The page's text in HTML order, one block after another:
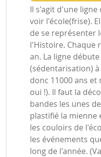
Il s'agit d'une
voir l'école(frise).
de se représenter
l'Histoire. Chaque
an. La ligne
(sédentarisation)
donc 11000 ans
oui !). Il faut la
bandes les unes
plastifié la mienne
les couloirs de
les événements
long de l'année.